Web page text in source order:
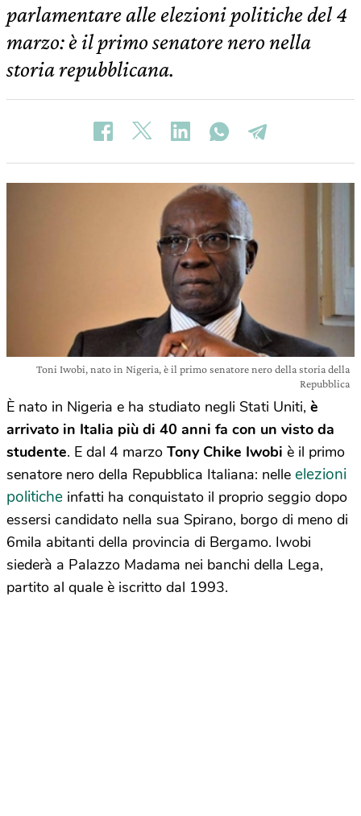
parlamentare alle elezioni politiche del 4
marzo: è il primo senatore nero nella
storia repubblicana.
Toni Iwobi, nato in Nigeria, è il primo senatore nero della storia della
Repubblica
È nato in Nigeria e ha studiato negli Stati Uniti, è
arrivato in Italia più di 40 anni fa con un visto da
studente. E dal 4 marzo Tony Chike Iwobi è il primo
senatore nero della Repubblica Italiana: nelle elezioni
politiche infatti ha conquistato il proprio seggio dopo
essersi candidato nella sua Spirano, borgo di meno di
6mila abitanti della provincia di Bergamo. Iwobi
siederà a Palazzo Madama nei banchi della Lega,
partito al quale è iscritto dal 1993.